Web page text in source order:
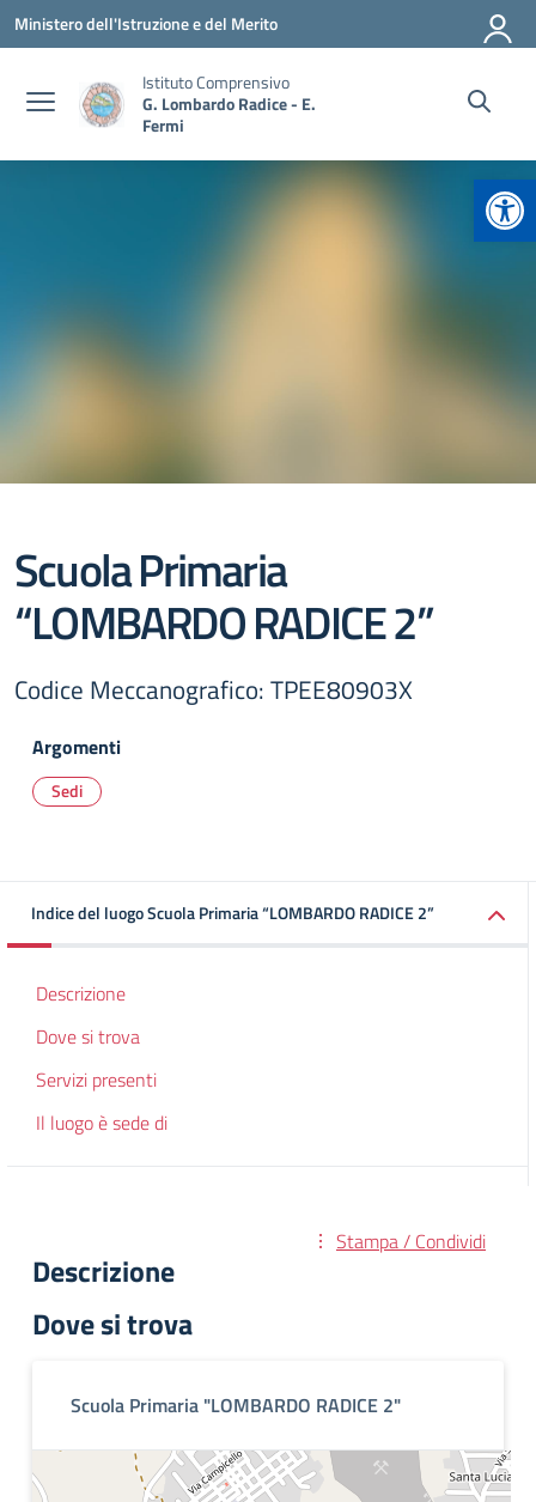
Vai ai contenuti
Vai al menu di navigazione
Vai al footer
Ministero dell'Istruzione e del Merito
Istituto Comprensivo
G. Lombardo Radice - E.
Fermi
Scuola Primaria
“LOMBARDO RADICE 2”
Codice Meccanografico: TPEE80903X
Argomenti
Sedi
Indice del luogo Scuola Primaria “LOMBARDO RADICE 2”
Descrizione
Dove si trova
Servizi presenti
Il luogo è sede di
Stampa / Condividi
Descrizione
Dove si trova
Scuola Primaria "LOMBARDO RADICE 2"